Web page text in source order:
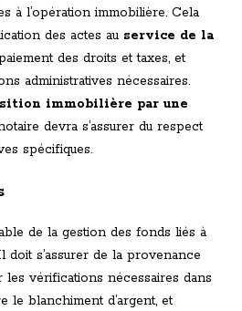
à l’opération immobilière. Cela
des actes au service de la
des droits et taxes, et
administratives nécessaires.
immobilière par une
devra s’assurer du respect
spécifiques.
de la gestion des fonds liés à
doit s’assurer de la provenance
les vérifications nécessaires dans
le blanchiment d’argent, et